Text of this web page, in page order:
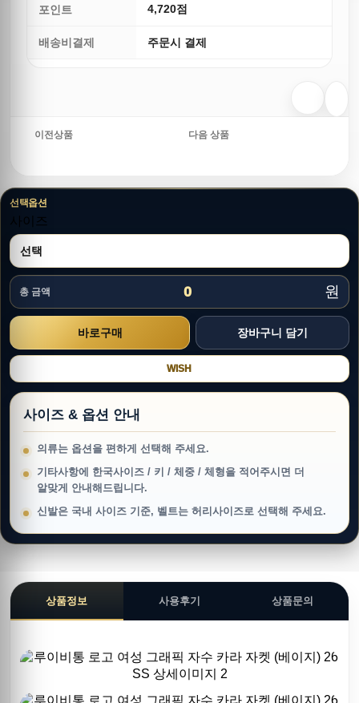
포인트 4,720점
배송비결제 주문시 결제
이전상품 다음 상품
선택옵션
사이즈
총 금액 0 원
WISH
사이즈 & 옵션 안내
의류는 옵션을 편하게 선택해 주세요.
기타사항에 한국사이즈 / 키 / 체중 / 체형을 적어주시면 더
알맞게 안내해드립니다.
신발은 국내 사이즈 기준, 벨트는 허리사이즈로 선택해 주세요.
상품정보 사용후기 상품문의